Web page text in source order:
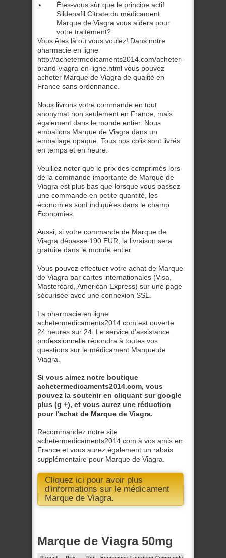
Êtes-vous sûr que le principe actif
Sildenafil Citrate du médicament
Marque de Viagra vous aidera pour
votre traitement?
Vous êtes là où vous voulez! Dans notre
pharmacie en ligne
http://achetermedicaments2014.com/acheter-
brand-viagra-en-ligne.html vous pouvez
acheter Marque de Viagra de qualité en
France sans ordonnance.
Nous livrons votre commande en tout
anonymat non seulement en France, mais
également dans le monde entier. Nous
emballons Marque de Viagra dans un
emballage opaque. Tous nos colis sont livrés
en temps et en heure.
Veuillez noter que le prix des comprimés lors
de la commande importante de Marque de
Viagra est plus bas que lorsque vous passez
une commande en petite quantité, les
économies sont indiquées dans le champ
Économies.
Aussi, si votre commande de Marque de
Viagra dépasse 190 EUR, la livraison sera
gratuite dans le monde entier.
Vous pouvez effectuer votre achat de Marque
de Viagra par cartes internationales (Visa,
Mastercard, American Express) sur une page
sécurisée avec une connexion SSL.
La pharmacie en ligne
achetermedicaments2014.com est ouverte
24 heures sur 24. Le service d’assistance
professionnelle répondra à toutes vos
questions sur le médicament Marque de
Viagra.
Si vous aimez notre boutique
achetermedicaments2014.com, vous
pouvez la soutenir en cliquant sur google
plus (g +), et vous aurez une réduction
pour l'achat de Marque de Viagra.
Recommandez notre site
achetermedicaments2014.com à vos amis en
France et vous aurez également un rabais
supplémentaire pour Marque de Viagra.
Cliquez ici pour avoir plus
d'informations sur le médicament
Marque de Viagra.
Marque de Viagra 50mg